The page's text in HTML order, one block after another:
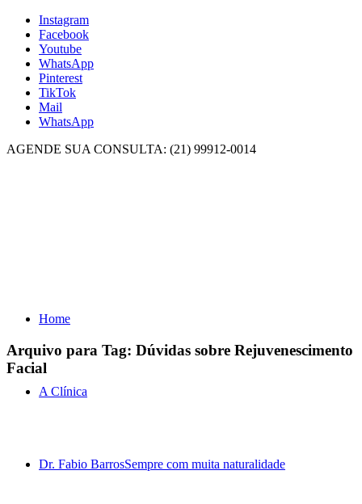
Instagram
Facebook
Youtube
WhatsApp
Pinterest
TikTok
Mail
WhatsApp
AGENDE SUA CONSULTA: (21) 99912-0014
Home
A Clínica
Dr. Fabio BarrosSempre com muita naturalidade
Arquivo para Tag: Dúvidas sobre Rejuvenescimento
Facial